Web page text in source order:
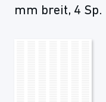
mm breit, 4 Sp.